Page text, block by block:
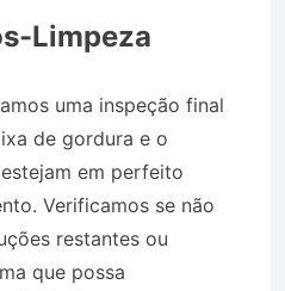
Limpeza
uma inspeção final
de gordura e o
em perfeito
Verificamos se não
restantes ou
que possa